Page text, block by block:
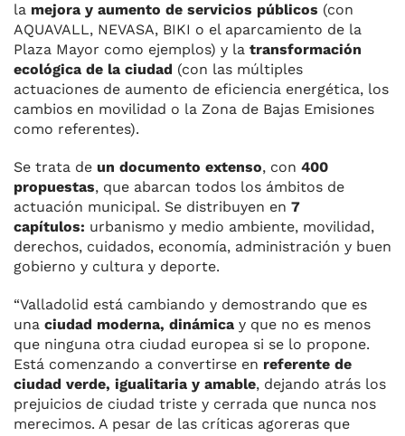
la mejora y aumento de servicios públicos (con
AQUAVALL, NEVASA, BIKI o el aparcamiento de la
Plaza Mayor como ejemplos) y la transformación
ecológica de la ciudad (con las múltiples
actuaciones de aumento de eficiencia energética, los
cambios en movilidad o la Zona de Bajas Emisiones
como referentes).
Se trata de un documento extenso, con 400
propuestas, que abarcan todos los ámbitos de
actuación municipal. Se distribuyen en 7
capítulos: urbanismo y medio ambiente, movilidad,
derechos, cuidados, economía, administración y buen
gobierno y cultura y deporte.
“Valladolid está cambiando y demostrando que es
una ciudad moderna, dinámica y que no es menos
que ninguna otra ciudad europea si se lo propone.
Está comenzando a convertirse en referente de
ciudad verde, igualitaria y amable, dejando atrás los
prejuicios de ciudad triste y cerrada que nunca nos
merecimos. A pesar de las críticas agoreras que